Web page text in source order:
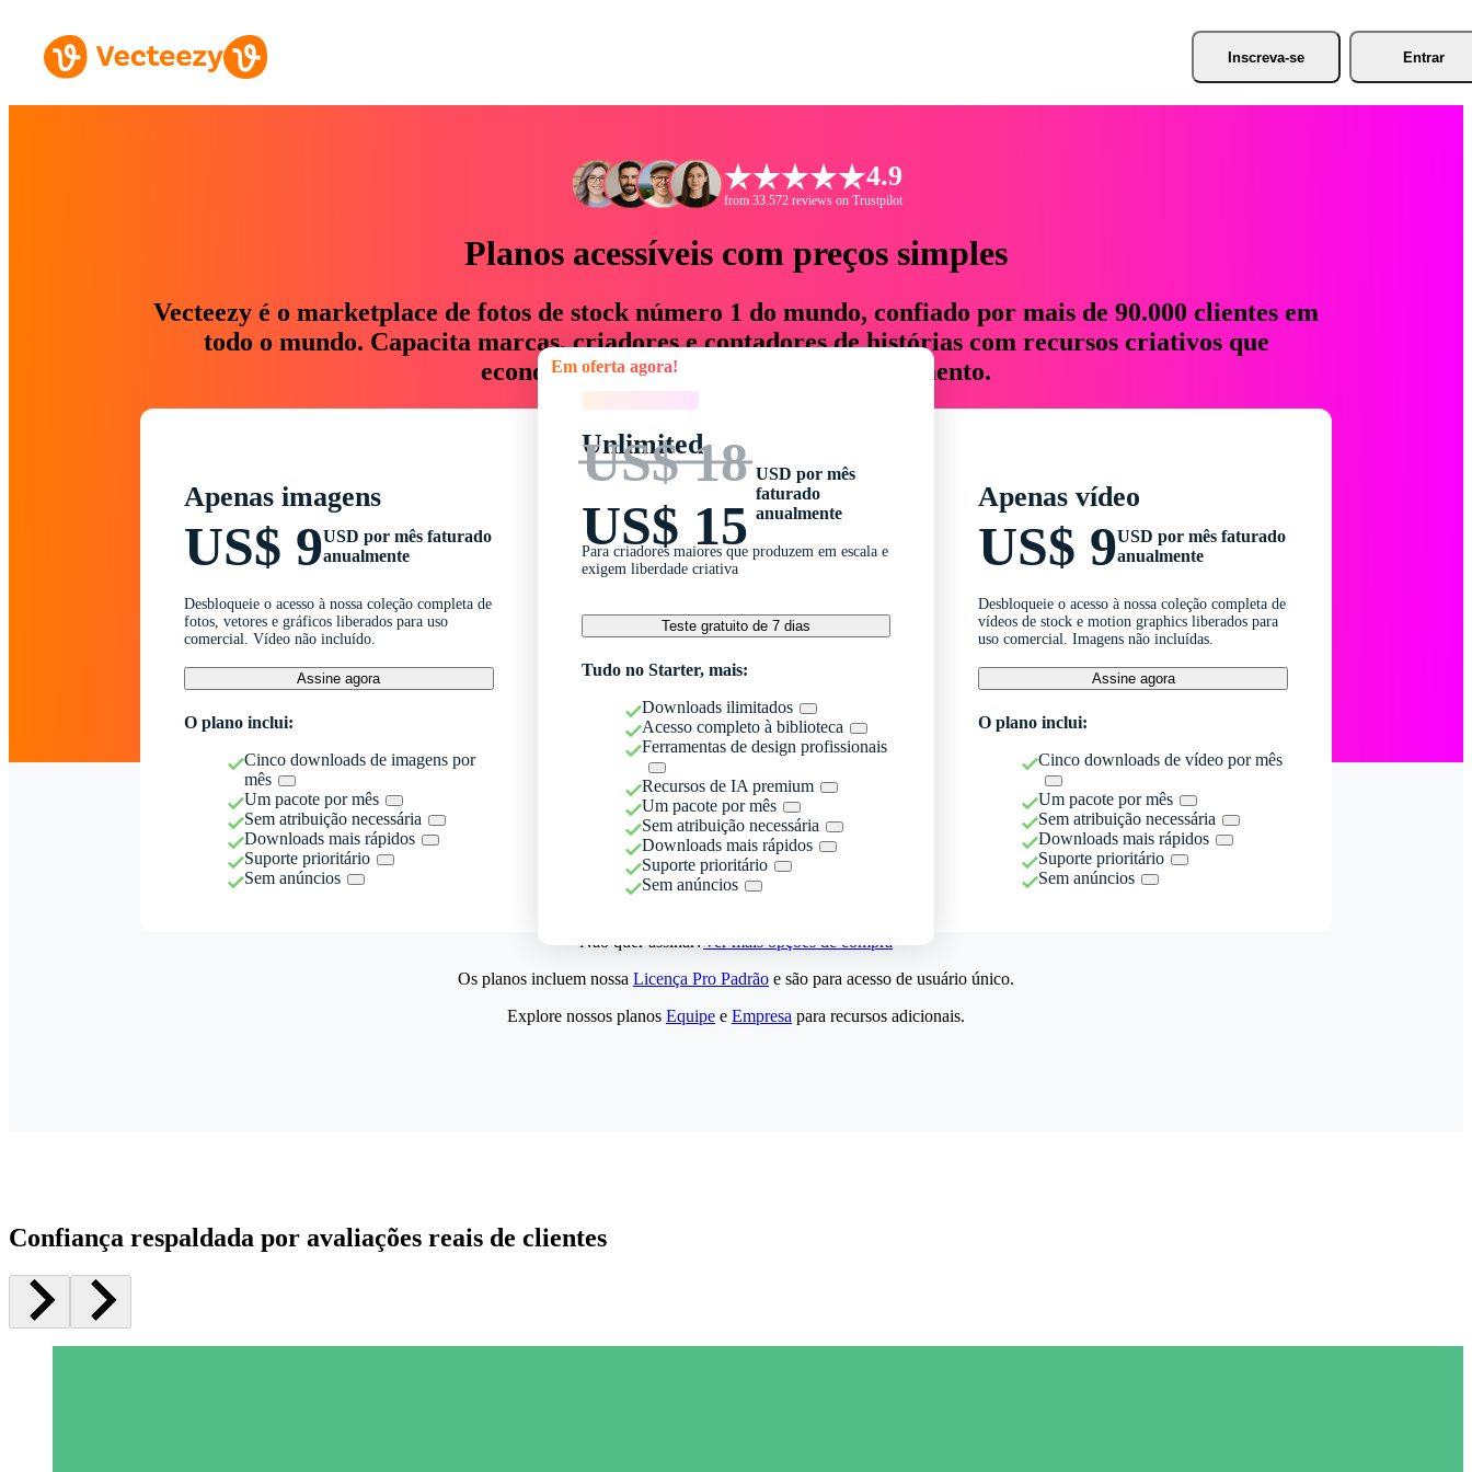
Inscreva-se Entrar
4.9
from 33.572 reviews on Trustpilot
Planos acessíveis com preços simples
Vecteezy é o marketplace de fotos de stock número 1 do mundo, confiado por mais de 90.000 clientes em
todo o mundo. Capacita marcas, criadores e contadores de histórias com recursos criativos que
economizam até 76% em tempo e orçamento.
Apenas imagens
US$ 9USD por mês faturado
anualmente
Desbloqueie o acesso à nossa coleção completa de
fotos, vetores e gráficos liberados para uso
comercial. Vídeo não incluído.
Assine agora
O plano inclui:
Cinco downloads de imagens por
mês
Um pacote por mês
Sem atribuição necessária
Downloads mais rápidos
Suporte prioritário
Sem anúncios
Em oferta agora!
Unlimited
US$ 18
US$ 15
USD por mês
faturado
anualmente
Para criadores maiores que produzem em escala e
exigem liberdade criativa
Teste gratuito de 7 dias
Tudo no Starter, mais:
Downloads ilimitados
Acesso completo à biblioteca
Ferramentas de design profissionais
Recursos de IA premium
Um pacote por mês
Sem atribuição necessária
Downloads mais rápidos
Suporte prioritário
Sem anúncios
Apenas vídeo
US$ 9USD por mês faturado
anualmente
Desbloqueie o acesso à nossa coleção completa de
vídeos de stock e motion graphics liberados para
uso comercial. Imagens não incluídas.
Assine agora
O plano inclui:
Cinco downloads de vídeo por mês
Um pacote por mês
Sem atribuição necessária
Downloads mais rápidos
Suporte prioritário
Sem anúncios
Não quer assinar?Ver mais opções de compra
Os planos incluem nossa Licença Pro Padrão e são para acesso de usuário único.
Explore nossos planos Equipe e Empresa para recursos adicionais.
Confiança respaldada por avaliações reais de clientes